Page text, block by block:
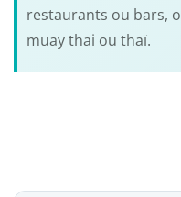
restaurants ou bars,
muay thai ou thaï.